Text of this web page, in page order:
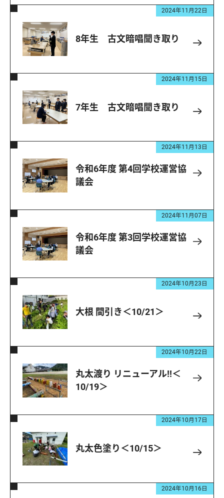
2024年11月22日
8年生 古文暗唱聞き取り
2024年11月15日
7年生 古文暗唱聞き取り
2024年11月13日
令和6年度 第4回学校運営協
議会
2024年11月07日
令和6年度 第3回学校運営協
議会
2024年10月23日
大根 間引き＜10/21＞
2024年10月22日
丸太渡り リニューアル!!＜
10/19＞
2024年10月17日
丸太色塗り＜10/15＞
2024年10月16日